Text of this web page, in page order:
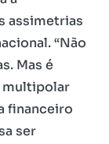
assimetrias
“Não
Mas é
multipolar
financeiro
ser